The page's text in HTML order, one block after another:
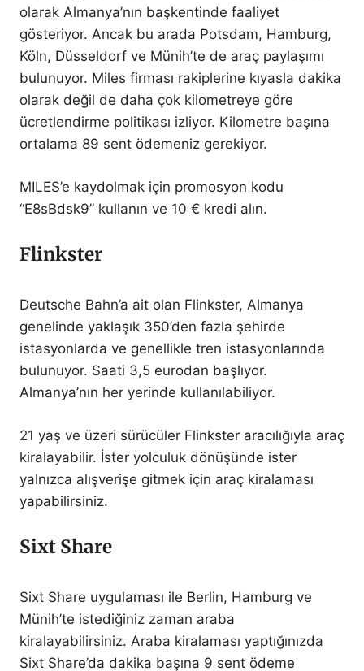
olarak Almanya’nın başkentinde faaliyet
gösteriyor. Ancak bu arada Potsdam, Hamburg,
Köln, Düsseldorf ve Münih’te de araç paylaşımı
bulunuyor. Miles firması rakiplerine kıyasla dakika
olarak değil de daha çok kilometreye göre
ücretlendirme politikası izliyor. Kilometre başına
ortalama 89 sent ödemeniz gerekiyor.
MILES’e kaydolmak için promosyon kodu
“E8sBdsk9” kullanın ve 10 € kredi alın.
Flinkster
Deutsche Bahn’a ait olan Flinkster, Almanya
genelinde yaklaşık 350’den fazla şehirde
istasyonlarda ve genellikle tren istasyonlarında
bulunuyor. Saati 3,5 eurodan başlıyor.
Almanya’nın her yerinde kullanılabiliyor.
21 yaş ve üzeri sürücüler Flinkster aracılığıyla araç
kiralayabilir. İster yolculuk dönüşünde ister
yalnızca alışverişe gitmek için araç kiralaması
yapabilirsiniz.
Sixt Share
Sixt Share uygulaması ile Berlin, Hamburg ve
Münih’te istediğiniz zaman araba
kiralayabilirsiniz. Araba kiralaması yaptığınızda
Sixt Share’da dakika başına 9 sent ödeme